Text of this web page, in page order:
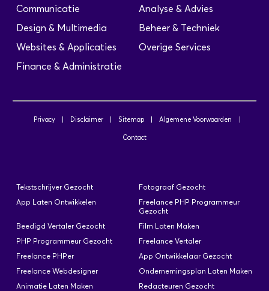
Communicatie
Design & Multimedia
Websites & Applicaties
Finance & Administratie
Analyse & Advies
Beheer & Techniek
Overige Services
Privacy Disclaimer Sitemap Algemene Voorwaarden
Contact
Tekstschrijver Gezocht
Fotograaf Gezocht
App Laten Ontwikkelen
Freelance PHP Programmeur
Gezocht
Beedigd Vertaler Gezocht
Film Laten Maken
PHP Programmeur Gezocht
Freelance Vertaler
Freelance PHPer
App Ontwikkelaar Gezocht
Freelance Webdesigner
Ondernemingsplan Laten Maken
Animatie Laten Maken
Redacteuren Gezocht